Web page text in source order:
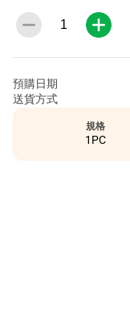
預購日期
送貨方式
規格
1PC